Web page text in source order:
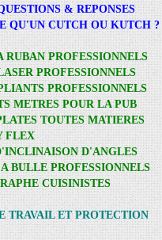
& REPONSES
QU'UN CUTCH OU KUTCH ?
RUBAN PROFESSIONNELS
PROFESSIONNELS
PROFESSIONNELS
METRES POUR LA PUB
TOUTES MATIERES
FLEX
D'ANGLES
BULLE PROFESSIONNELS
CUISINISTES
TRAVAIL ET PROTECTION